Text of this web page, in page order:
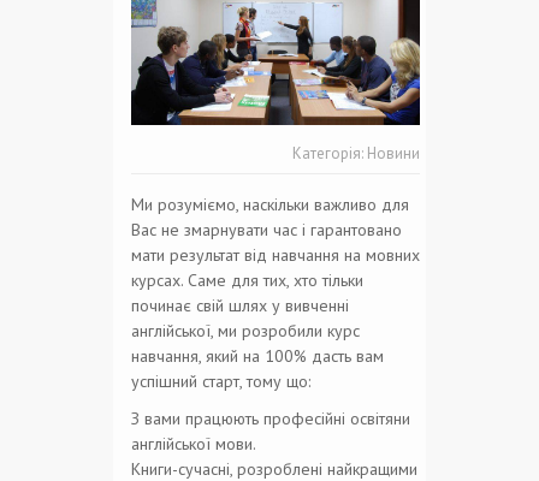
Категорія: Новини
Ми розуміємо, наскільки важливо для
Вас не змарнувати час і гарантовано
мати результат від навчання на мовних
курсах. Саме для тих, хто тільки
починає свій шлях у вивченні
англійської, ми розробили курс
навчання, який на 100% дасть вам
успішний старт, тому що:
З вами працюють професійні освітяни
англійської мови.
Книги-сучасні, розроблені найкращими